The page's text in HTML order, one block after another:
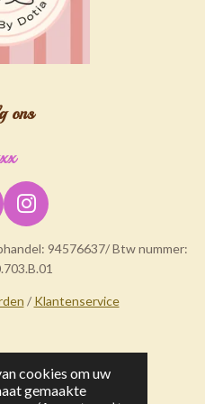
cookies om uw
gemaakte
ons
I
s
t
a
m
94576637/ Btw nummer:
/ Klantenservice